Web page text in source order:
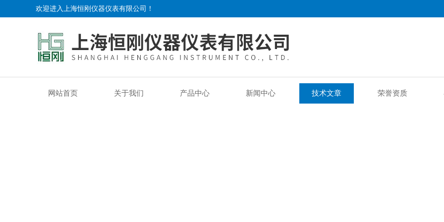
欢迎进入上海恒刚仪器仪表有限公司！
网站首页 关于我们 产品中心 新闻中心 技术文章 荣誉资质